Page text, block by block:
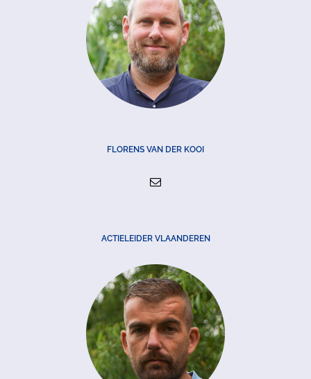
FLORENS VAN DER KOOI
ACTIELEIDER VLAANDEREN